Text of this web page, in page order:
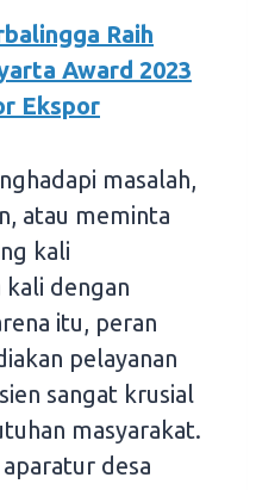
Raih
Award 2023
Ekspor
masalah,
atau meminta
kali
dengan
itu, peran
pelayanan
sangat krusial
masyarakat.
desa